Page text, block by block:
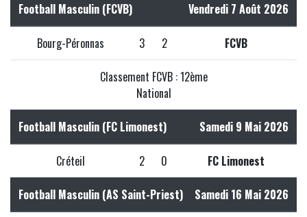
Football Masculin (FCVB) Vendredi 7 Août 2026
Bourg-Péronnas 3 2 FCVB
Classement FCVB : 12ème
National
Football Masculin (FC Limonest) Samedi 9 Mai 2026
Créteil 2 0 FC Limonest
Football Masculin (AS Saint-Priest) Samedi 16 Mai 2026